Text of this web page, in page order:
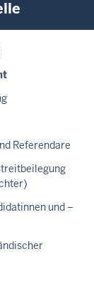
Referendare
und –